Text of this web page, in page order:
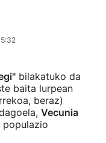
bilakatuko da
baita lurpean
beraz)
Vecunia
populazio